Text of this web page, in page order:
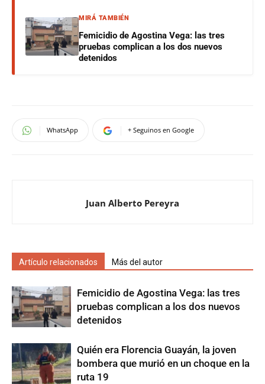
MIRÁ TAMBIÉN
Femicidio de Agostina Vega: las tres
pruebas complican a los dos nuevos
detenidos
WhatsApp + Seguinos en Google
Juan Alberto Pereyra
Artículo relacionados Más del autor
Femicidio de Agostina Vega: las tres
pruebas complican a los dos nuevos
detenidos
Quién era Florencia Guayán, la joven
bombera que murió en un choque en la
ruta 19